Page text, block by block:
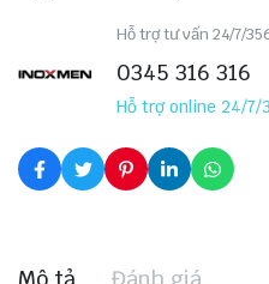
Hỗ trợ tư vấn 24/7/
0345 316 316
Hỗ trợ online 24/